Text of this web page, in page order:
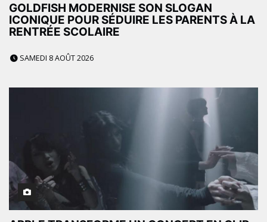
GOLDFISH MODERNISE SON SLOGAN
ICONIQUE POUR SÉDUIRE LES PARENTS À LA
RENTRÉE SCOLAIRE
SAMEDI 8 AOÛT 2026